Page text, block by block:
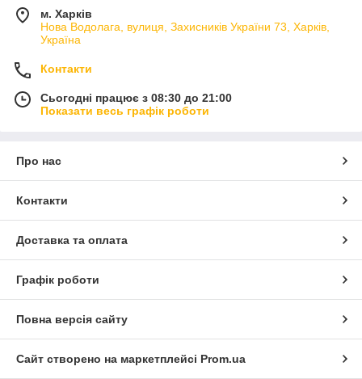
м. Харків
Нова Водолага, вулиця, Захисників України 73, Харків,
Україна
Контакти
Сьогодні працює з 08:30 до 21:00
Показати весь графік роботи
Про нас
Контакти
Доставка та оплата
Графік роботи
Повна версія сайту
Сайт створено на маркетплейсі Prom.ua